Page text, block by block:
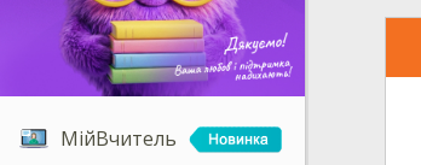
МійВчитель